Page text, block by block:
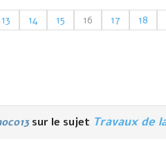
13 14 15 16 17 18
sur le sujet Travaux de